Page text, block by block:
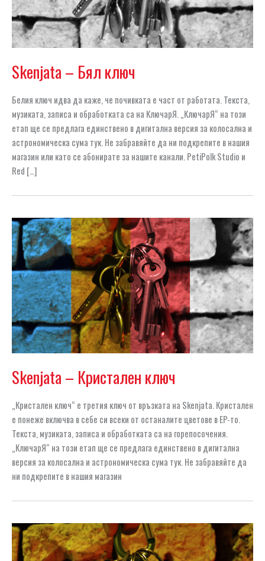
Skenjata – Бял ключ
Белия ключ идва да каже, че почивката е част от работата. Текста,
музиката, записа и обработката са на КлючарЯ. „КлючарЯ“ на този
етап ще се предлага единствено в дигитална версия за колосална и
астрономическа сума тук. Не забравяйте да ни подкрепите в нашия
магазин или като се абонирате за нашите канали. PetiPolk Studio и
Red […]
Skenjata – Кристален ключ
„Кристален ключ“ е третия ключ от връзката на Skenjata. Кристален
е понеже включва в себе си всеки от останалите цветове в EP-то.
Текста, музиката, записа и обработката са на горепосочения.
„КлючарЯ“ на този етап ще се предлага единствено в дигитална
версия за колосална и астрономическа сума тук. Не забравяйте да
ни подкрепите в нашия магазин